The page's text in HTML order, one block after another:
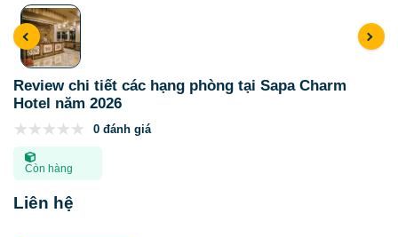
Review chi tiết các hạng phòng tại Sapa Charm
Hotel năm 2026
0 đánh giá
Còn hàng
Liên hệ